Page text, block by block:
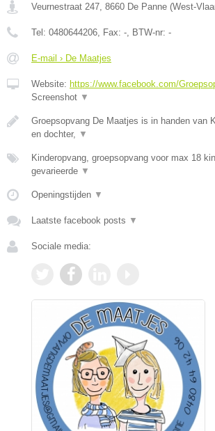
Veurnestraat 247 8660 De Panne (West-
Tel: 0480644206 , Fax: - , BTW-nr: -
E-mail › De Maatjes
Website: https://www.facebook.com/
Screenshot ▼
Groepsopvang De Maatjes is in handen van
en dochter,
▼
Kinderopvang, groepsopvang voor max 18
gevarieerde ▼
Openingstijden ▼
Laatste facebook posts ▼
Sociale media: